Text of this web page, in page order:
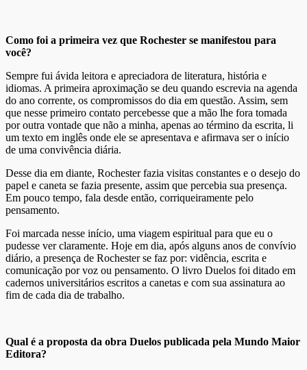
Como foi a primeira vez que Rochester se manifestou para
você?
Sempre fui ávida leitora e apreciadora de literatura, história e
idiomas. A primeira aproximação se deu quando escrevia na agenda
do ano corrente, os compromissos do dia em questão. Assim, sem
que nesse primeiro contato percebesse que a mão lhe fora tomada
por outra vontade que não a minha, apenas ao término da escrita, li
um texto em inglês onde ele se apresentava e afirmava ser o início
de uma convivência diária.
Desse dia em diante, Rochester fazia visitas constantes e o desejo do
papel e caneta se fazia presente, assim que percebia sua presença.
Em pouco tempo, fala desde então, corriqueiramente pelo
pensamento.
Foi marcada nesse início, uma viagem espiritual para que eu o
pudesse ver claramente. Hoje em dia, após alguns anos de convívio
diário, a presença de Rochester se faz por: vidência, escrita e
comunicação por voz ou pensamento. O livro Duelos foi ditado em
cadernos universitários escritos a canetas e com sua assinatura ao
fim de cada dia de trabalho.
Qual é a proposta da obra Duelos publicada pela Mundo Maior
Editora?